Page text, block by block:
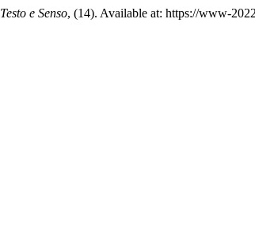
Testo e Senso, (14). Available at: https://www-